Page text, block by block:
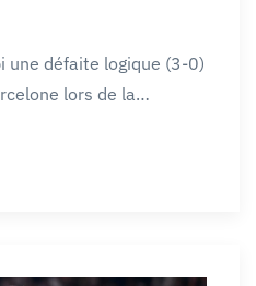
une défaite logique (3-0)
lors de la…